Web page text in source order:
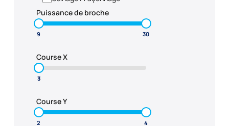
Puissance de broche
Course X
Course Y